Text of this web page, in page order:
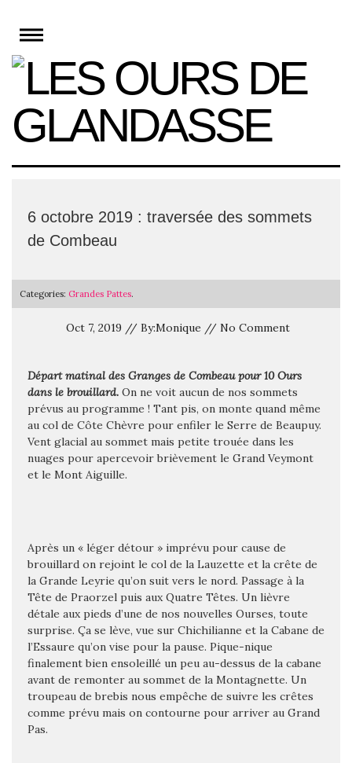
content
6 octobre 2019 : traversée des sommets
de Combeau
Categories: Grandes Pattes.
Oct 7, 2019 // By:Monique // No Comment
Départ matinal des Granges de Combeau pour 10 Ours
dans le brouillard. On ne voit aucun de nos sommets
prévus au programme ! Tant pis, on monte quand même
au col de Côte Chèvre pour enfiler le Serre de Beaupuy.
Vent glacial au sommet mais petite trouée dans les
nuages pour apercevoir brièvement le Grand Veymont
et le Mont Aiguille.
Après un « léger détour » imprévu pour cause de
brouillard on rejoint le col de la Lauzette et la crête de
la Grande Leyrie qu’on suit vers le nord. Passage à la
Tête de Praorzel puis aux Quatre Têtes. Un lièvre
détale aux pieds d’une de nos nouvelles Ourses, toute
surprise. Ça se lève, vue sur Chichilianne et la Cabane de
l’Essaure qu’on vise pour la pause. Pique-nique
finalement bien ensoleillé un peu au-dessus de la cabane
avant de remonter au sommet de la Montagnette. Un
troupeau de brebis nous empêche de suivre les crêtes
comme prévu mais on contourne pour arriver au Grand
Pas.